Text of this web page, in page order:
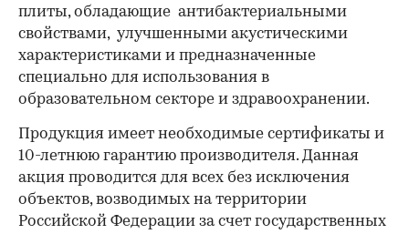
плиты, обладающие антибактериальными
свойствами, улучшенными акустическими
характеристиками и предназначенные
специально для использования в
образовательном секторе и здравоохранении.
Продукция имеет необходимые сертификаты и
10-летнюю гарантию производителя. Данная
акция проводится для всех без исключения
объектов, возводимых на территории
Российской Федерации за счет государственных